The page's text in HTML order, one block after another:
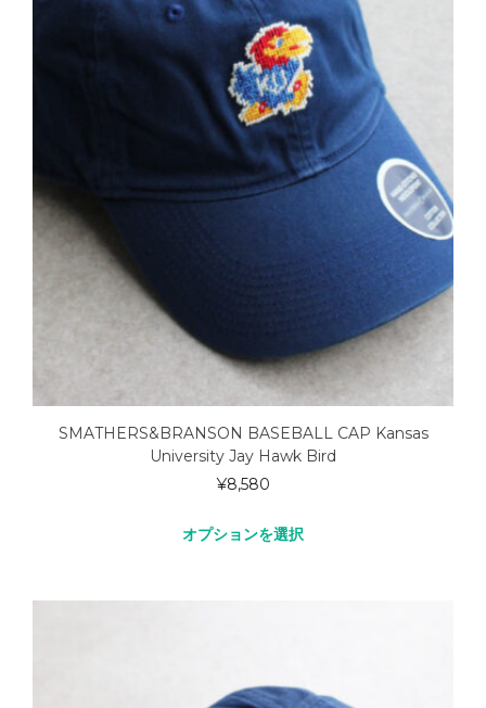
SMATHERS&BRANSON BASEBALL CAP Kansas
University Jay Hawk Bird
¥8,580
オプションを選択